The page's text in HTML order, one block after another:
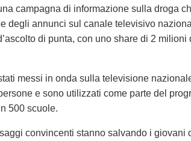
campagna di informazione sulla droga
degli annunci sul canale televisivo
di punta, con uno share di 2 milioni
messi in onda sulla televisione
e sono utilizzati come parte del
500 scuole.
convincenti stanno salvando i giovani